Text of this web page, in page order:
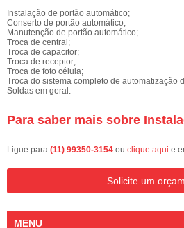
Instalação de portão automático;
Conserto de portão automático;
Manutenção de portão automático;
Troca de central;
Troca de capacitor;
Troca de receptor;
Troca de foto célula;
Troca do sistema completo de automatização
Soldas em geral.
Para saber mais sobre
Ligue para (11) 99350-3154 ou clique aqui e
Solicite um
MENU